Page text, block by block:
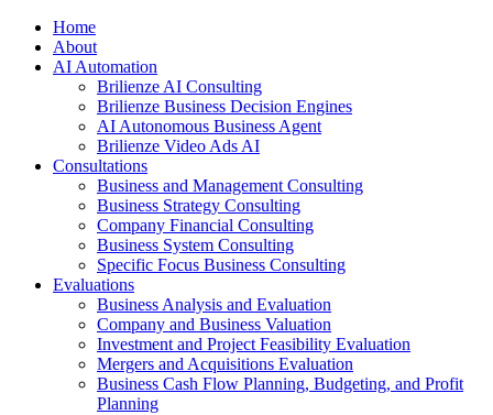
Home
About
AI Automation
Brilienze AI Consulting
Brilienze Business Decision Engines
AI Autonomous Business Agent
Brilienze Video Ads AI
Consultations
Business and Management Consulting
Business Strategy Consulting
Company Financial Consulting
Business System Consulting
Specific Focus Business Consulting
Evaluations
Business Analysis and Evaluation
Company and Business Valuation
Investment and Project Feasibility Evaluation
Mergers and Acquisitions Evaluation
Business Cash Flow Planning, Budgeting, and Profit
Planning